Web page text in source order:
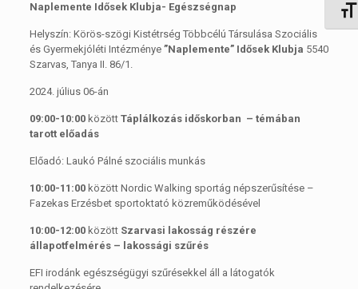
Naplemente Idősek Klubja- Egészségnap
Helyszín: Körös-szögi Kistétrség Többcélú Társulása Szociális
és Gyermekjóléti Intézménye ”Naplemente” Idősek Klubja 5540
Szarvas, Tanya II. 86/1.
2024. július 06-án
09:00-10:00között Táplálkozás időskorban – témában
tarott előadás
Előadó: Laukó Pálné szociális munkás
10:00-11:00között Nordic Walking sportág népszerűsítése –
Fazekas Erzésbet sportoktató közreműködésével
10:00-12:00között Szarvasi lakosság részére
állapotfelmérés – lakossági szűrés
EFI irodánk egészségügyi szűrésekkel áll a látogatók